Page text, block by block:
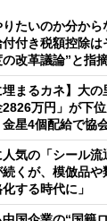
りたいのか分か
付き税額控除は
改革議論”と指
埋まるカネ】大
2826万円」が下
星4個配給で協
人気の「シール
続くが、模倣品
する時代に」